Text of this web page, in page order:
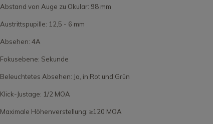
Abstand von Auge zu Okular: 98 mm
Austrittspupille: 12,5 - 6 mm
Absehen: 4A
Fokusebene: Sekunde
Beleuchtetes Absehen: Ja, in Rot und Grün
Klick-Justage: 1/2 MOA
Maximale Höhenverstellung: ≥120 MOA